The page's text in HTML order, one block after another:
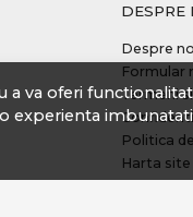
Pescuitul la crap
va oferi
experienta
DESPRE
Despre
Formular
Termeni
Politica
Harta site